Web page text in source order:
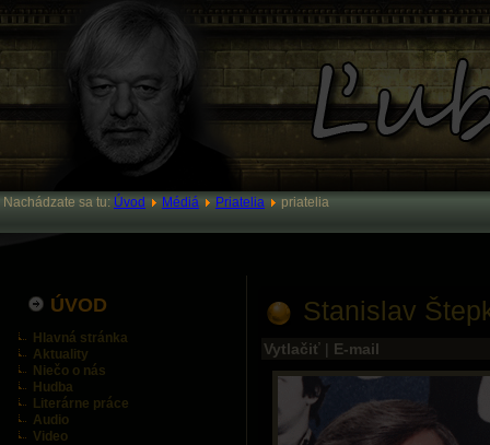
Nachádzate sa tu: Úvod Médiá Priatelia priatelia
ÚVOD
Hlavná stránka
Aktuality
Niečo o nás
Hudba
Literárne práce
Audio
Video
Stanislav
Vytlačiť | E-mail